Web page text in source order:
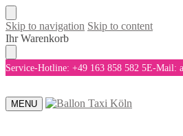
Skip to navigation Skip to content
Ihr Warenkorb
Service-Hotline: +49 163 858 582 5E-Mail:
MENU